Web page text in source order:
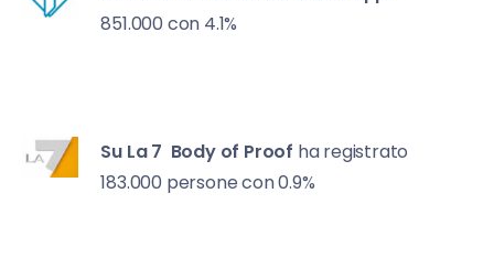
851.000 con 4.1%
Su La 7 Body of Proof ha registrato
183.000 persone con 0.9%